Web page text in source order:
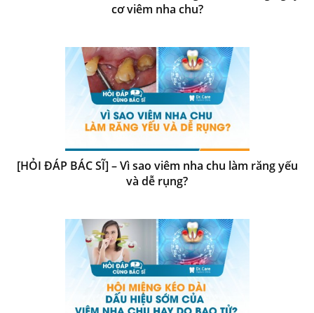
cơ viêm nha chu?
[HỎI ĐÁP BÁC SĨ] – Vì sao viêm nha chu làm răng yếu
và dễ rụng?